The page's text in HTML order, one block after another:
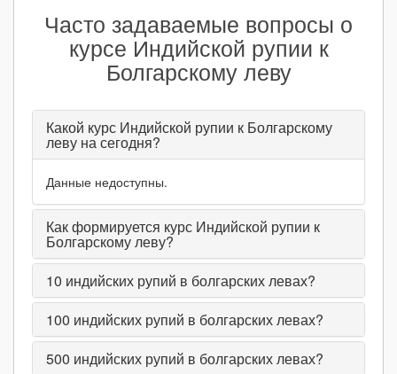
Часто задаваемые вопросы о
курсе Индийской рупии к
Болгарскому леву
Какой курс Индийской рупии к Болгарскому
леву на сегодня?
Данные недоступны.
Как формируется курс Индийской рупии к
Болгарскому леву?
10 индийских рупий в болгарских левах?
100 индийских рупий в болгарских левах?
500 индийских рупий в болгарских левах?